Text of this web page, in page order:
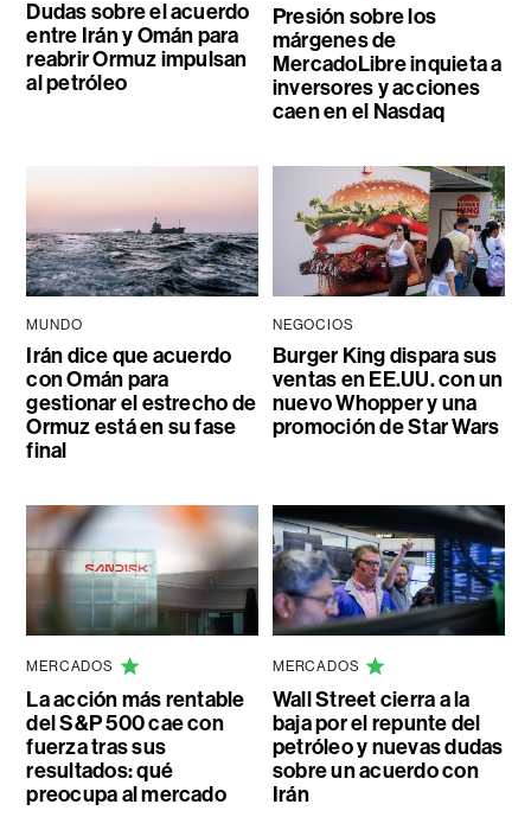
Dudas sobre el acuerdo
entre Irán y Omán para
reabrir Ormuz impulsan
al petróleo
Presión sobre los
márgenes de
MercadoLibre inquieta a
inversores y acciones
caen en el Nasdaq
MUNDO
Irán dice que acuerdo
con Omán para
gestionar el estrecho de
Ormuz está en su fase
final
NEGOCIOS
Burger King dispara sus
ventas en EE.UU. con un
nuevo Whopper y una
promoción de Star Wars
MERCADOS
La acción más rentable
del S&P 500 cae con
fuerza tras sus
resultados: qué
preocupa al mercado
MERCADOS
Wall Street cierra a la
baja por el repunte del
petróleo y nuevas dudas
sobre un acuerdo con
Irán